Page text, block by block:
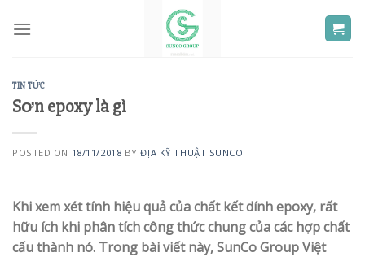
TIN TỨC
Sơn epoxy là gì
POSTED ON 18/11/2018 BYĐỊA KỸ THUẬT SUNCO
Khi xem xét tính hiệu quả của chất kết dính epoxy, rất
hữu ích khi phân tích công thức chung của các hợp chất
cấu thành nó. Trong bài viết này, SunCo Group Việt